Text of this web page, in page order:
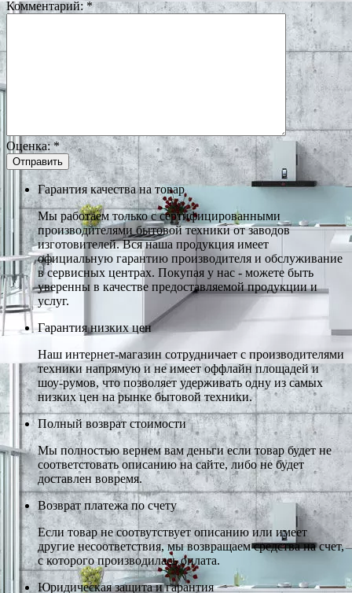
Комментарий: *
Оценка:*
Гарантия качества на товар
Мы работаем только с сертифицированными
производителями бытовой техники от заводов
изготовителей. Вся наша продукция имеет
официальную гарантию производителя и обслуживание
в сервисных центрах. Покупая у нас - можете быть
уверенны в качестве предоставляемой продукции и
услуг.
Гарантия низких цен
Наш интернет-магазин сотрудничает с производителями
техники напрямую и не имеет оффлайн площадей и
шоу-румов, что позволяет удерживать одну из самых
низких цен на рынке бытовой техники.
Полный возврат стоимости
Мы полностью вернем вам деньги если товар будет не
соответстовать описанию на сайте, либо не будет
доставлен вовремя.
Возврат платежа по счету
Если товар не соотвутствует описанию или имеет
другие несоответствия, мы возвращаем средства на счет,
с которого производилась оплата.
Юридическая защита и гарантия